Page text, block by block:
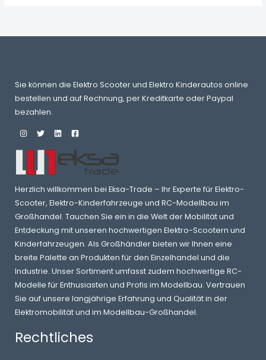
Sie können die Elektro Scooter und Elektro Kinderautos online
bestellen und auf Rechnung, per Kreditkarte oder Paypal
bezahlen.
Herzlich willkommen bei Eksa-Trade – Ihr Experte für Elektro-
Scooter, Elektro-Kinderfahrzeuge und RC-Modellbau im
Großhandel. Tauchen Sie ein in die Welt der Mobilität und
Entdeckung mit unseren hochwertigen Elektro-Scootern und
Kinderfahrzeugen. Als Großhändler bieten wir Ihnen eine
breite Palette an Produkten für den Einzelhandel und die
Industrie. Unser Sortiment umfasst zudem hochwertige RC-
Modelle für Enthusiasten und Profis im Modellbau. Vertrauen
Sie auf unsere langjährige Erfahrung und Qualität in der
Elektromobilität und im Modellbau-Großhandel.
Rechtliches